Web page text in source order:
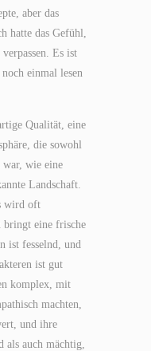
aber das
hatte das Gefühl,
Es ist
einmal lesen
Qualität, eine
die sowohl
war, wie eine
Landschaft.
wird oft
bringt eine frische
ist fesselnd, und
ist gut
komplex, mit
machten,
und ihre
als auch mächtig,